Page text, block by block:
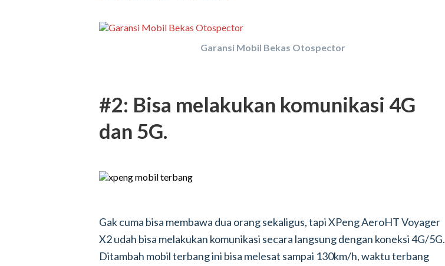
Garansi Mobil Bekas Otospector
#2: Bisa melakukan komunikasi 4G
dan 5G.
Gak cuma bisa membawa dua orang sekaligus, tapi XPeng AeroHT Voyager
X2 udah bisa melakukan komunikasi secara langsung dengan koneksi 4G/5G.
Ditambah mobil terbang ini bisa melesat sampai 130km/h, waktu terbang